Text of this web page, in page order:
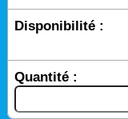
Disponibilité :
Quantité :